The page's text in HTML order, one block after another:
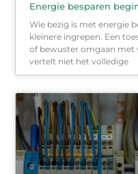
Energie besparen
Wie bezig is met energie
kleinere ingrepen. Een
of bewuster omgaan met
vertelt niet het volledige